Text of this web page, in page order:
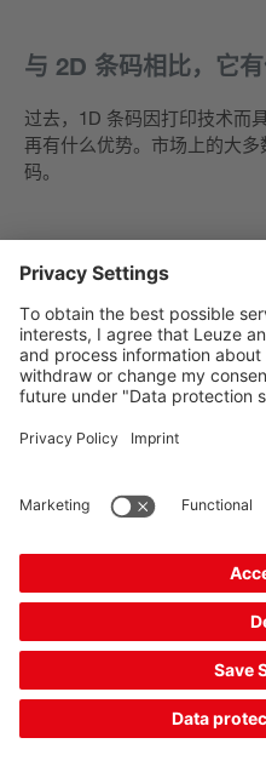
与 2D 条码相比，它有
过去，1D 条码因打印技术而
再有什么优势。市场上的大
码。
在识别时要注意什么？
使用 1D 条码阅读器识别条码
条码期间注意一些要点：横
准方式就是两个例子。在设
的最窄宽度，对正确选择条码